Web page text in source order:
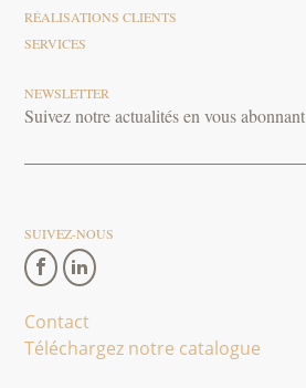
RÉALISATIONS CLIENTS
SERVICES
NEWSLETTER
Suivez notre actualités en vous abonnant
SUIVEZ-NOUS
Contact
Téléchargez notre catalogue